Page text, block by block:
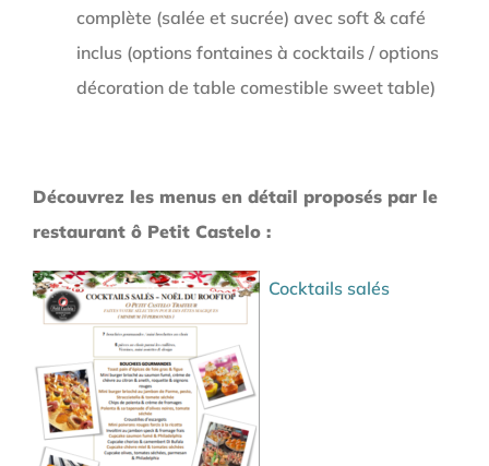
complète (salée et sucrée) avec soft & café
inclus (options fontaines à cocktails / options
décoration de table comestible sweet table)
Découvrez les menus en détail proposés par le
restaurant ô Petit Castelo :
Cocktails salés